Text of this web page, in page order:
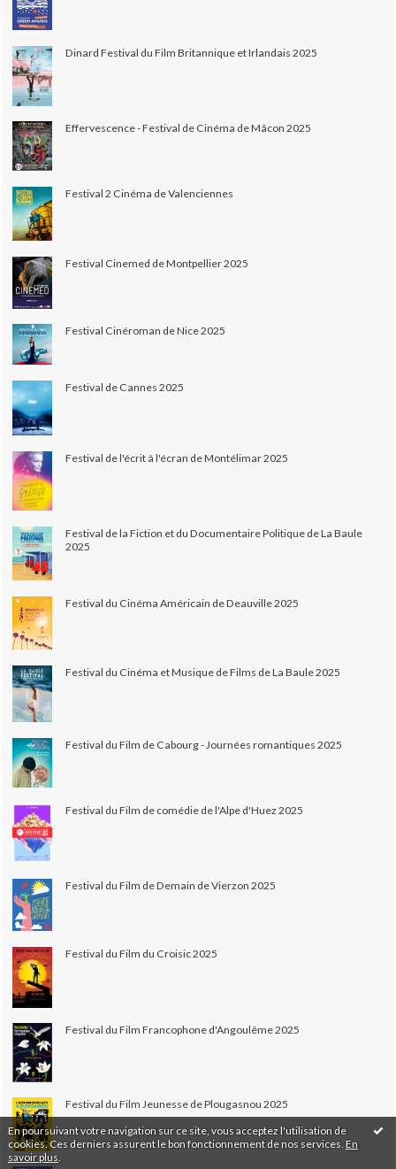
En poursuivant votre navigation sur ce site, vous acceptez l'utilisation de
cookies. Ces derniers assurent le bon fonctionnement de nos services. En
savoir plus
Dinard Festival du Film Britannique et Irlandais 2025
Effervescence - Festival de Cinéma de Mâcon 2025
Festival 2 Cinéma de Valenciennes
Festival Cinemed de Montpellier 2025
Festival Cinéroman de Nice 2025
Festival de Cannes 2025
Festival de l'écrit à l'écran de Montélimar 2025
Festival de la Fiction et du Documentaire Politique de La Baule
2025
Festival du Cinéma Américain de Deauville 2025
Festival du Cinéma et Musique de Films de La Baule 2025
Festival du Film de Cabourg - Journées romantiques 2025
Festival du Film de comédie de l'Alpe d'Huez 2025
Festival du Film de Demain de Vierzon 2025
Festival du Film du Croisic 2025
Festival du Film Francophone d'Angoulême 2025
Festival du Film Jeunesse de Plougasnou 2025